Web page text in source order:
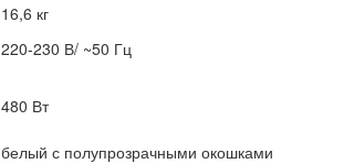
16,6 кг
220-230 В/ ~50 Гц
480 Вт
белый с полупрозрачными окошками